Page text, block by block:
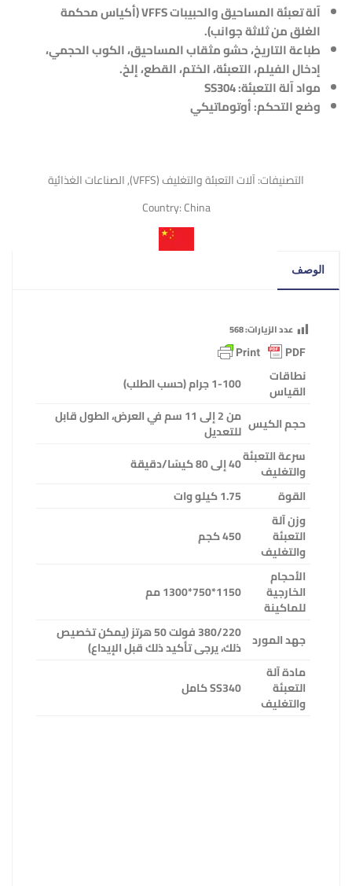
آلة تعبئة المساحيق والحبيباتVFFS(أكياس محكمة
الغلق من ثلاثة جوانب).
طباعة التاريخ، حشو مثقاب المساحيق، الكوب الحجمي،
إدخال الفيلم، التعبئة، الختم، القطع، إلخ.
مواد آلة التعبئة:SS304
وضع التحكم: أوتوماتيكي
التصنيفات:آلات التعبئة والتغليف (VFFS) ,الصناعات الغذائية
Country:China
الوصف
عدد الزيارات:568
نطاقات
القياس
1-100 جرام (حسب الطلب)
حجم الكيس
من 2 إلى 11 سم في العرض، الطول قابل
للتعديل
سرعة التعبئة
والتغليف
40 إلى 80 كيسًا/دقيقة
القوة
1.75 كيلو وات
وزن آلة
التعبئة
والتغليف
450 كجم
الأحجام
الخارجية
للماكينة
1150*750*1300 مم
جهد المورد 380/220 فولت 50 هرتز (يمكن تخصيص
ذلك، يرجى تأكيد ذلك قبل الإيداع)
مادة آلة
التعبئة
والتغليف
SS340كامل